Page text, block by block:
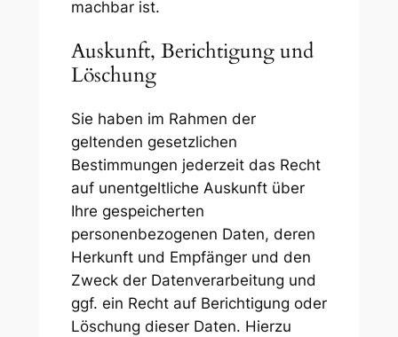
machbar ist.
Auskunft, Berichtigung und
Löschung
Sie haben im Rahmen der
geltenden gesetzlichen
Bestimmungen jederzeit das Recht
auf unentgeltliche Auskunft über
Ihre gespeicherten
personenbezogenen Daten, deren
Herkunft und Empfänger und den
Zweck der Datenverarbeitung und
ggf. ein Recht auf Berichtigung oder
Löschung dieser Daten. Hierzu